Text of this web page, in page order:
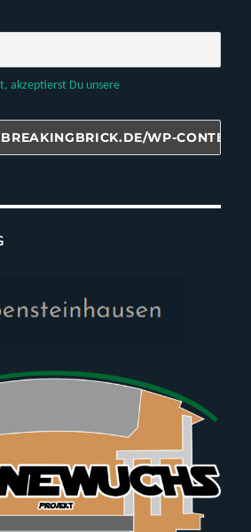
akzeptierst Du unsere